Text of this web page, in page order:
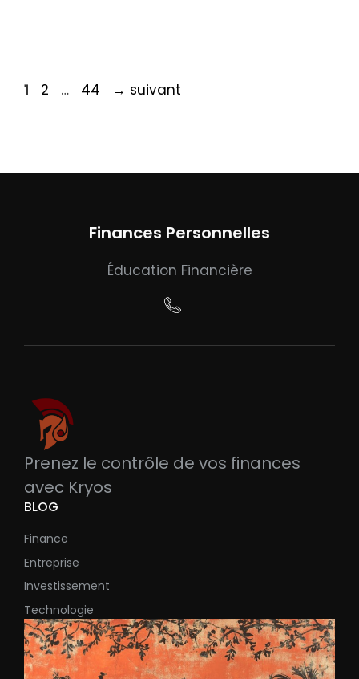
Page
1 Page
2 … Page
44 → suivant
Finances Personnelles
Éducation Financière
Prenez le contrôle de vos finances
avec Kryos
BLOG
Finance
Entreprise
Investissement
Technologie